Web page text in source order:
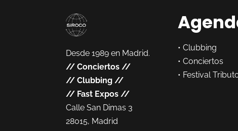
Desde 1989 en Madrid.
// Conciertos //
// Clubbing //
// Fast Expos //
Calle San Dimas 3
28015, Madrid
• Clubbing
• Conciertos
• Festival